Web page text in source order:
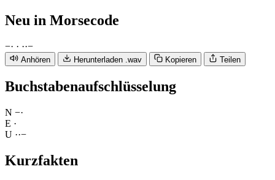
Neu in Morsecode
−· · ··−
Anhören Herunterladen .wav Kopieren Teilen
Buchstabenaufschlüsselung
N −·
E ·
U ··−
Kurzfakten